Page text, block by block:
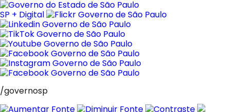
Pular
para
o
conteúdo
SP + Digital
/governosp